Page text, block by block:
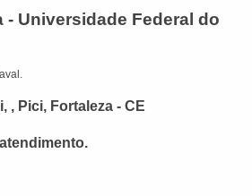
- Universidade Federal do
, Pici, Fortaleza - CE